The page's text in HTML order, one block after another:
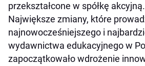
przekształcone w spółkę akcyjną.
Największe zmiany, które
najnowocześniejszego i
wydawnictwa edukacyjnego w
zapoczątkowało wdrożenie